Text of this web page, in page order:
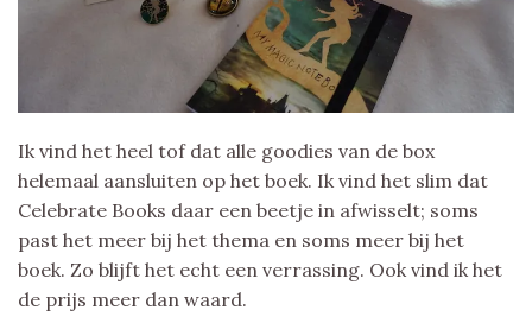
Ik vind het heel tof dat alle goodies van de box
helemaal aansluiten op het boek. Ik vind het slim dat
Celebrate Books daar een beetje in afwisselt; soms
past het meer bij het thema en soms meer bij het
boek. Zo blijft het echt een verrassing. Ook vind ik het
de prijs meer dan waard.